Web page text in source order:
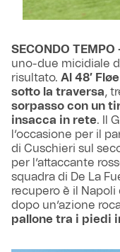
SECONDO TEMPO
uno-due micidiale
risultato. Al 48′
sotto la traversa,
sorpasso con un
insacca in rete. Il
l’occasione per il
di Cuschieri sul
per l’attaccante
squadra di De La
recupero è il Napoli
dopo un’azione
pallone tra i piedi